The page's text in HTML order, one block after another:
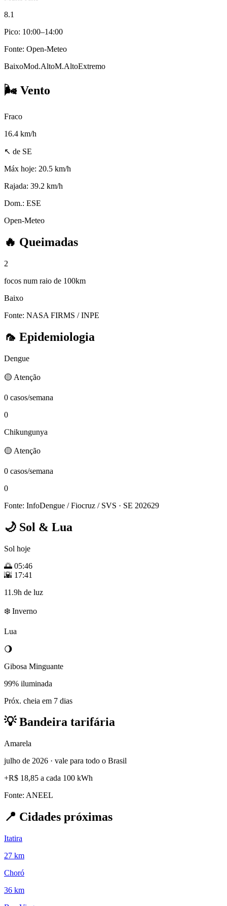
8.1
Pico: 10:00–14:00
Fonte: Open-Meteo
BaixoMod.AltoM.AltoExtremo
🌬️ Vento
Fraco
16.4 km/h
↖ de SE
Máx hoje: 20.5 km/h
Rajada: 39.2 km/h
Dom.: ESE
Open-Meteo
🔥 Queimadas
2
focos num raio de 100km
Baixo
Fonte: NASA FIRMS / INPE
🦟 Epidemiologia
Dengue
🟡 Atenção
0 casos/semana
0
Chikungunya
🟡 Atenção
0 casos/semana
0
Fonte: InfoDengue / Fiocruz / SVS · SE 202629
🌙 Sol & Lua
Sol hoje
🌅 05:46
🌇 17:41
11.9h de luz
❄️ Inverno
Lua
🌖
Gibosa Minguante
99% iluminada
Próx. cheia em 7 dias
💡Bandeira tarifária
Amarela
julho de 2026 · vale para todo o Brasil
+R$ 18,85 a cada 100 kWh
Fonte: ANEEL
📍 Cidades próximas
Itatira
27 km
Choró
36 km